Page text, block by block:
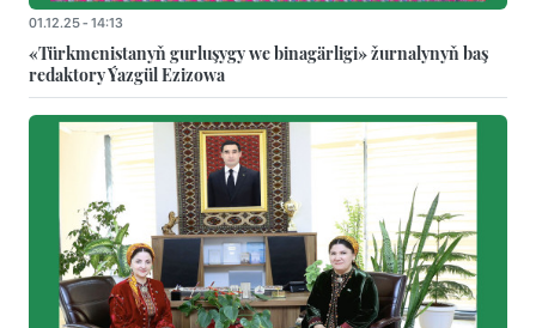
01.12.25 - 14:13
«Türkmenistanyň gurluşygy we binagärligi» žurnalynyň baş
redaktory Ýazgül Ezizowa